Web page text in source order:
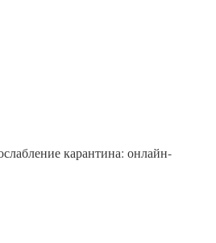
карантина: онлайн-